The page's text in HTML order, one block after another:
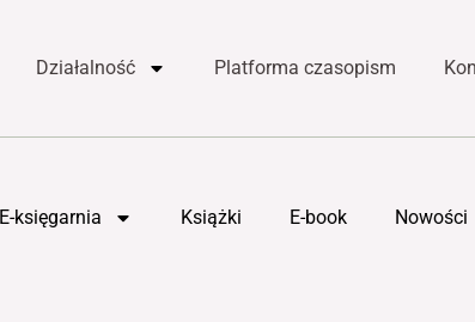
Działalność Platforma czasopism
E-księgarnia Książki E-book Nowości